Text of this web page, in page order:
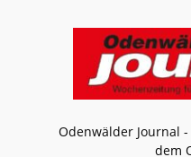
Odenwälder Journal
dem